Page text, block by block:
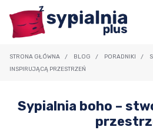
STRONA GŁÓWNA / BLOG / PORADNIKI /
INSPIRUJĄCĄ PRZESTRZEŃ
Sypialnia boho –